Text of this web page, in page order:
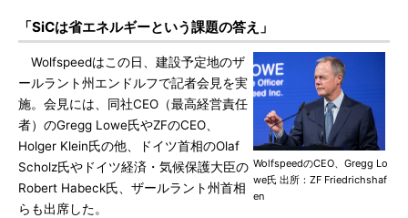
「SiCは省エネルギーという課題の答え」
WolfspeedのCEO、Gregg Lo
we氏 出所：ZF Friedrichshaf
en
Wolfspeedはこの日、建設予定地のザ
ールラント州エンドルフで記者会見を実
施。会見には、同社CEO（最高経営責任
者）のGregg Lowe氏やZFのCEO、
Holger Klein氏の他、ドイツ首相のOlaf
Scholz氏やドイツ経済・気候保護大臣の
Robert Habeck氏、ザールラント州首相
らも出席した。